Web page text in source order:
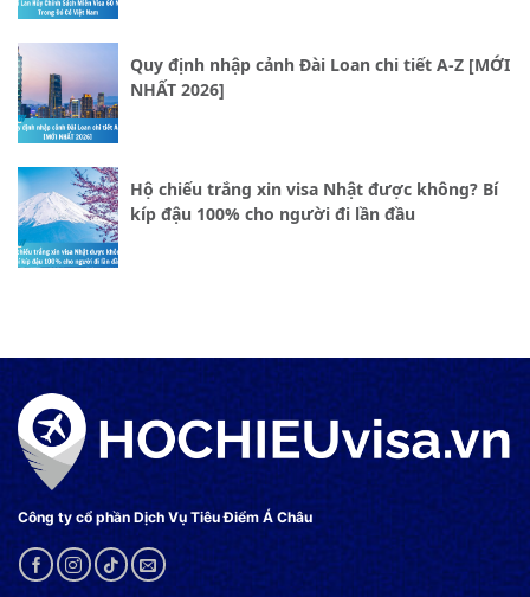
Quy định nhập cảnh Đài Loan chi tiết A-Z [MỚI
NHẤT 2026]
Hộ chiếu trắng xin visa Nhật được không? Bí
kíp đậu 100% cho người đi lần đầu
Công ty cổ phần Dịch Vụ Tiêu Điểm Á Châu